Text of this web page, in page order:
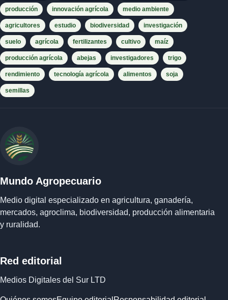
producción innovación agrícola medio ambiente
agricultores estudio biodiversidad investigación
suelo agrícola fertilizantes cultivo maíz
producción agrícola abejas investigadores trigo
rendimiento tecnología agrícola alimentos soja
semillas
Mundo Agropecuario
Medio digital especializado en agricultura, ganadería,
mercados, agroclima, biodiversidad, producción alimentaria
y ruralidad.
Red editorial
Medios Digitales del Sur LTD